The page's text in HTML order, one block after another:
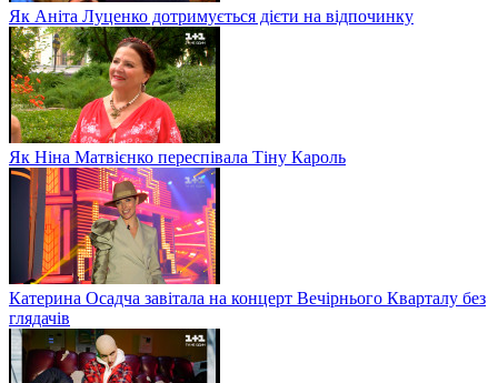
Як Аніта Луценко дотримується дієти на відпочинку
Як Ніна Матвієнко переспівала Тіну Кароль
Катерина Осадча завітала на концерт Вечірнього Кварталу без
глядачів